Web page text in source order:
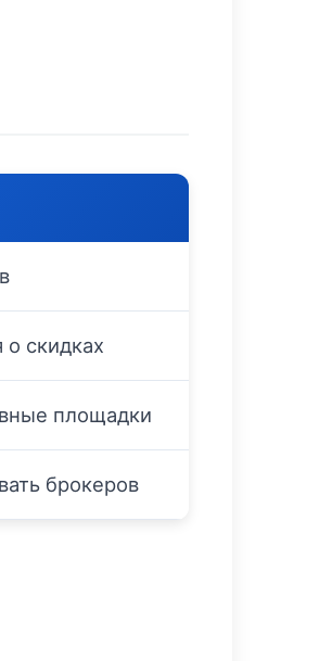
о скидках
площадки
брокеров